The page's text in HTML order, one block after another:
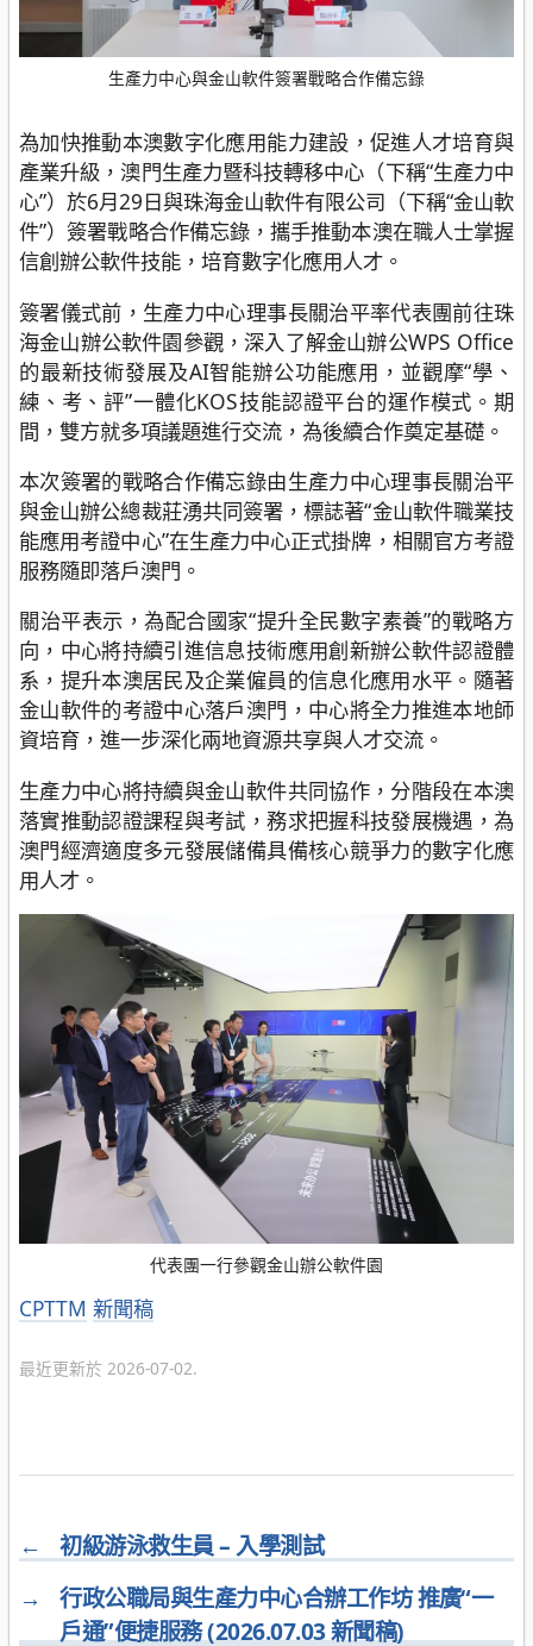
生產力中心與金山軟件簽署戰略合作備忘錄
為加快推動本澳數字化應用能力建設，促進人才培育與
產業升級，澳門生產力暨科技轉移中心（下稱“生產力中
心”）於6月29日與珠海金山軟件有限公司（下稱“金山軟
件”）簽署戰略合作備忘錄，攜手推動本澳在職人士掌握
信創辦公軟件技能，培育數字化應用人才。
簽署儀式前，生產力中心理事長關治平率代表團前往珠
海金山辦公軟件園參觀，深入了解金山辦公WPS Office
的最新技術發展及AI智能辦公功能應用，並觀摩“學、
練、考、評”一體化KOS技能認證平台的運作模式。期
間，雙方就多項議題進行交流，為後續合作奠定基礎。
本次簽署的戰略合作備忘錄由生產力中心理事長關治平
與金山辦公總裁莊湧共同簽署，標誌著“金山軟件職業技
能應用考證中心”在生產力中心正式掛牌，相關官方考證
服務隨即落戶澳門。
關治平表示，為配合國家“提升全民數字素養”的戰略方
向，中心將持續引進信息技術應用創新辦公軟件認證體
系，提升本澳居民及企業僱員的信息化應用水平。隨著
金山軟件的考證中心落戶澳門，中心將全力推進本地師
資培育，進一步深化兩地資源共享與人才交流。
生產力中心將持續與金山軟件共同協作，分階段在本澳
落實推動認證課程與考試，務求把握科技發展機遇，為
澳門經濟適度多元發展儲備具備核心競爭力的數字化應
用人才。
代表團一行參觀金山辦公軟件園
分
CPTTM 新聞稿
最近更新於 2026-07-02.
←
初級游泳救生員 – 入學測試
→
行政公職局與生產力中心合辦工作坊 推廣“一
戶通”便捷服務 (2026.07.03 新聞稿)